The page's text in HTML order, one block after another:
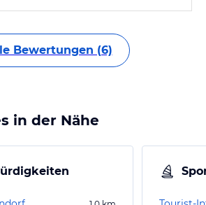
Bewertungen (6)
in der Nähe